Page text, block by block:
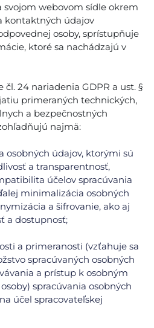
svojom webovom sídle okrem
kontaktných údajov
osoby, sprístupňuje
ktoré sa nachádzajú v
čl. 24 nariadenia GDPR a ust. §
primeraných technických,
a bezpečnostných
najmä:
osobných údajov, ktorými sú
a transparentnosť,
účelov spracúvania
minimalizácia osobných
a šifrovanie, ako aj
a dostupnosť;
a primeranosti (vzťahuje sa
spracúvaných osobných
a prístup k osobným
spracúvania osobných
účel spracovateľskej